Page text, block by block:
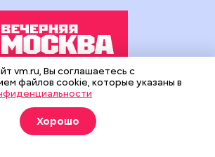
финансовой поддержке Департамента
и рекламы города Москвы.
рекомендательные технологии
предоставления информации
и анализа сведений,
vm.ru, Вы соглашаетесь с
файлов cookie, которые указаны в
Хорошо